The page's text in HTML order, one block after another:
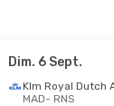
Dim. 6 Sept.
MAD- RNS